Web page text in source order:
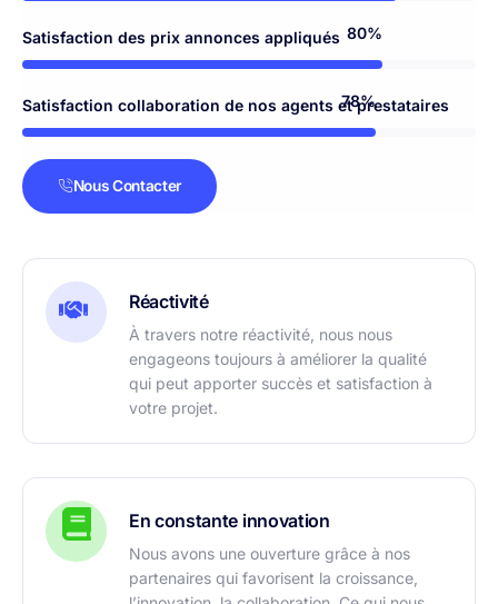
Réactivité
À travers notre réactivité, nous nous
engageons toujours à améliorer la qualité
qui peut apporter succès et satisfaction à
votre projet.
En constante innovation
Nous avons une ouverture grâce à nos
partenaires qui favorisent la croissance,
Satisfaction des prix annonces appliqués
Satisfaction collaboration de nos agents et prestataires
92%
Nous Contacter